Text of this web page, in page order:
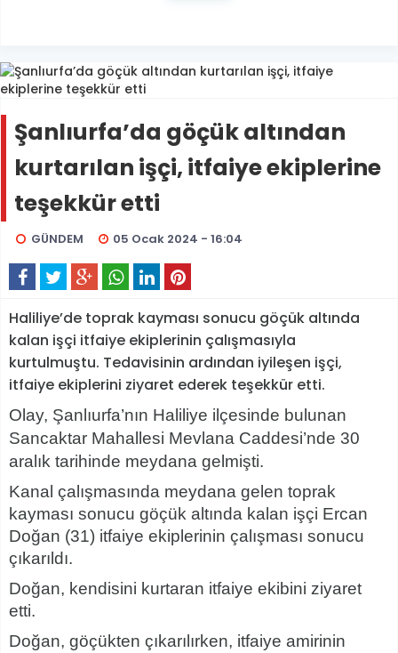
Şanlıurfa’da göçük altından
kurtarılan işçi, itfaiye ekiplerine
teşekkür etti
GÜNDEM 05 Ocak 2024 - 16:04
Haliliye’de toprak kayması sonucu göçük altında
kalan işçi itfaiye ekiplerinin çalışmasıyla
kurtulmuştu. Tedavisinin ardından iyileşen işçi,
itfaiye ekiplerini ziyaret ederek teşekkür etti.
Olay, Şanlıurfa’nın Haliliye ilçesinde bulunan
Sancaktar Mahallesi Mevlana Caddesi’nde 30
aralık tarihinde meydana gelmişti.
Kanal çalışmasında meydana gelen toprak
kayması sonucu göçük altında kalan işçi Ercan
Doğan (31) itfaiye ekiplerinin çalışması sonucu
çıkarıldı.
Doğan, kendisini kurtaran itfaiye ekibini ziyaret
etti.
Doğan, göçükten çıkarılırken, itfaiye amirinin